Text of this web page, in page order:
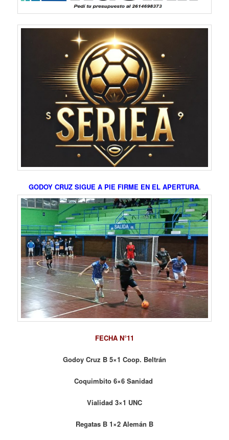
GODOY CRUZ SIGUE A PIE FIRME EN EL APERTURA.
FECHA N°11
Godoy Cruz B 5×1 Coop. Beltrán
Coquimbito 6×6 Sanidad
Vialidad 3×1 UNC
Regatas B 1×2 Alemán B